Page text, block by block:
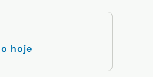
hoje